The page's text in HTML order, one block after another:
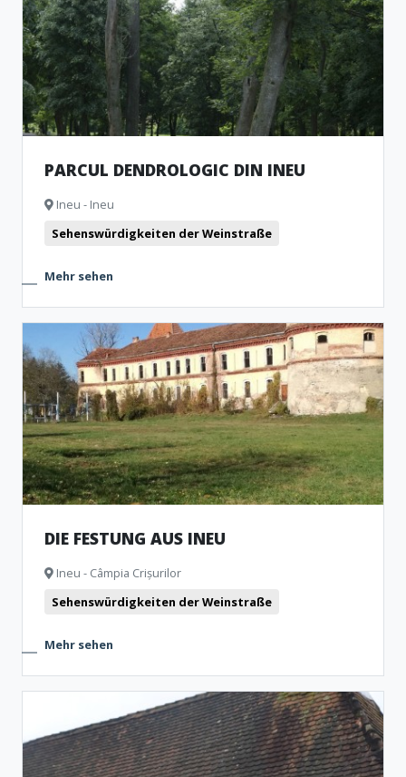
PARCUL DENDROLOGIC DIN INEU
Ineu - Ineu
Sehenswürdigkeiten der Weinstraße
Mehr sehen
DIE FESTUNG AUS INEU
Ineu - Câmpia Crișurilor
Sehenswürdigkeiten der Weinstraße
Mehr sehen